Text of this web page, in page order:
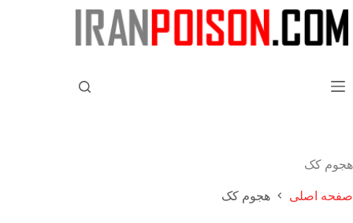
هجوم کک
صفحه اصلی هجوم کک